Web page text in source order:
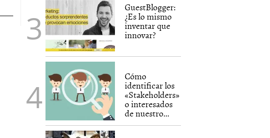
GuestBlogger:
¿Es lo mismo
inventar que
innovar?
Cómo
identificar los
«Stakeholders»
o interesados
de nuestro...